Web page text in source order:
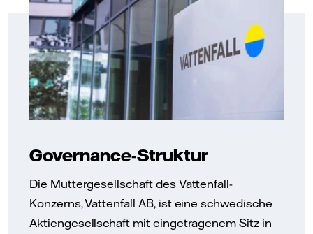
Governance-Struktur
Die Muttergesellschaft des Vattenfall-
Konzerns, Vattenfall AB, ist eine schwedische
Aktiengesellschaft mit eingetragenem Sitz in